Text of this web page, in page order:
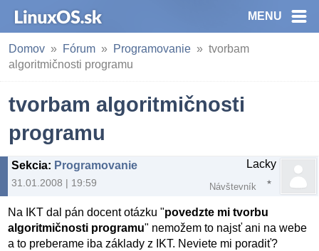
MENU
Domov Fórum Programovanie
tvorbam
algoritmičnosti programu
tvorbam algoritmičnosti
programu
Sekcia: Programovanie
31.01.2008 | 19:59
Lacky
Návštevník
Na IKT dal pán docent otázku "povedzte mi tvorbu
algoritmičnosti programu" nemožem to najsť ani na webe
a to preberame iba základy z IKT. Neviete mi poradiť?